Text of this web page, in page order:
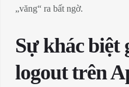
„văng“ ra bất ngờ.
Sự khác biệt
logout trên